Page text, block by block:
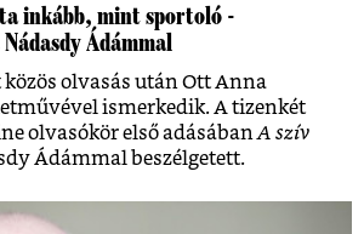
inkább, mint sportoló -
Ádámmal
olvasás után Ott Anna
ismerkedik. A tizenkét
olvasókör első adásában A szív
Ádámmal beszélgetett.